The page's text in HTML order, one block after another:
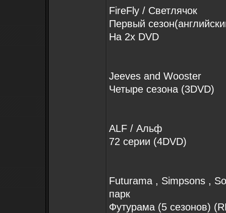
FireFly / Светлячок
Первый
На 2х DVD
Jeeves and Wooster
Четыре сезона (3DVD)
ALF / Альф
72 серии (4DVD)
Futurama , Simpsons ,
парк
Футурама (5 сезонов)